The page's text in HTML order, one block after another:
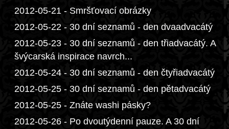
2012-05-21 - Smršťovací obrázky
2012-05-22 - 30 dní seznamů - den dvaadvacátý
2012-05-23 - 30 dní seznamů - den třiadvacátý. A
švýcarská inspirace navrch...
2012-05-24 - 30 dní seznamů - den čtyřiadvacátý
2012-05-25 - 30 dní seznamů - den pětadvacátý
2012-05-25 - Znáte washi pásky?
2012-05-26 - Po dvoutýdenní pauze. A 30 dní